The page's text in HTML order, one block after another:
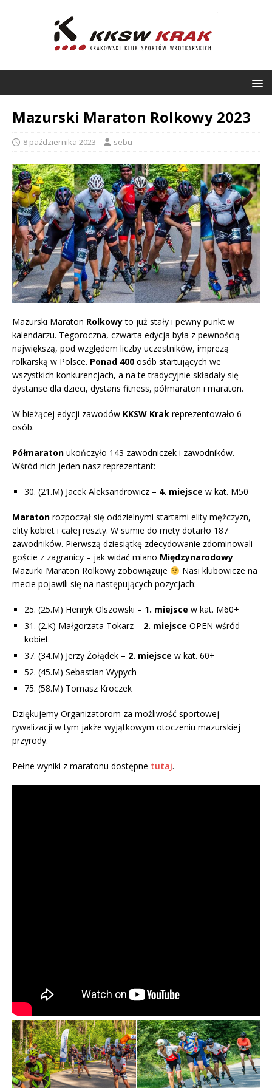
Mazurski Maraton Rolkowy 2023
8 października 2023 sebu
Mazurski Maraton Rolkowyto już stały i pewny punkt w
kalendarzu. Tegoroczna, czwarta edycja była z pewnością
największą, pod względem liczby uczestników, imprezą
rolkarską w Polsce. Ponad 400 osób startujących we
wszystkich konkurencjach, a na te tradycyjnie składały się
dystanse dla dzieci, dystans fitness, półmaraton i maraton.
W bieżącej edycji zawodów KKSW Krak reprezentowało 6
osób.
Półmaraton ukończyło 143 zawodniczek i zawodników.
Wśród nich jeden nasz reprezentant:
30. (21.M) Jacek Aleksandrowicz – 4. miejsce w kat. M50
Maraton rozpoczął się oddzielnymi startami elity mężczyzn,
elity kobiet i całej reszty. W sumie do mety dotarło 187
zawodników. Pierwszą dziesiątkę zdecydowanie zdominowali
goście z zagranicy – jak widać miano Międzynarodowy
Mazurki Maraton Rolkowy zobowiązuje
Nasi klubowicze na
mecie pojawili się na następujących pozycjach:
25. (25.M) Henryk Olszowski – 1. miejsce w kat. M60+
31. (2.K) Małgorzata Tokarz – 2. miejsce OPEN wśród
kobiet
37. (34.M) Jerzy Żołądek – 2. miejsce w kat. 60+
52. (45.M) Sebastian Wypych
75. (58.M) Tomasz Kroczek
Dziękujemy Organizatorom za możliwość sportowej
rywalizacji w tym jakże wyjątkowym otoczeniu mazurskiej
przyrody.
Pełne wyniki z maratonu dostępne tutaj.